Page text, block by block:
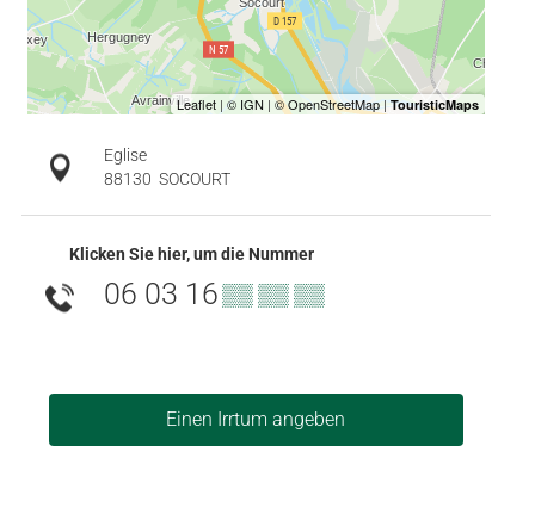
Eglise
88130 SOCOURT
Klicken Sie hier, um die Nummer
06 03 16▒▒ ▒▒ ▒▒
Einen Irrtum angeben